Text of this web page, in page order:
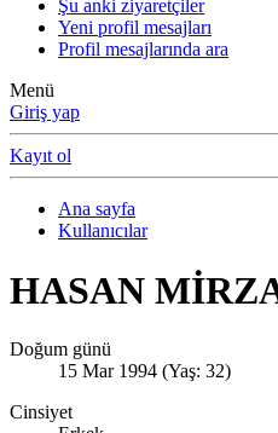
Şu anki ziyaretçiler
Yeni profil mesajları
Profil mesajlarında ara
Menü
Giriş yap
Kayıt ol
Ana sayfa
Kullanıcılar
HASAN
Doğum günü
15 Mar 1994 (Yaş: 32)
Cinsiyet